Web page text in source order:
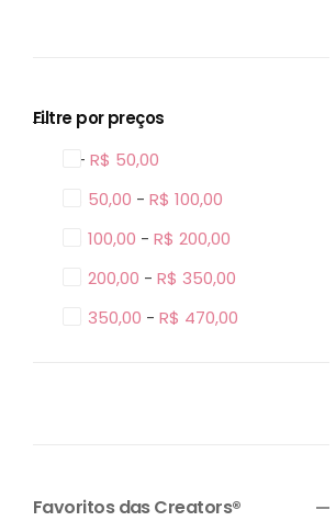
Filtre por preços
0 - R$ 50,00
50,00 - R$ 100,00
100,00 - R$ 200,00
200,00 - R$ 350,00
350,00 - R$ 470,00
Favoritos das Creators®